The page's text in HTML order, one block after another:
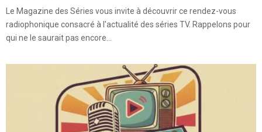
Le Magazine des Séries vous invite à découvrir ce rendez-vous
radiophonique consacré à l'actualité des séries TV. Rappelons pour
qui ne le saurait pas encore...